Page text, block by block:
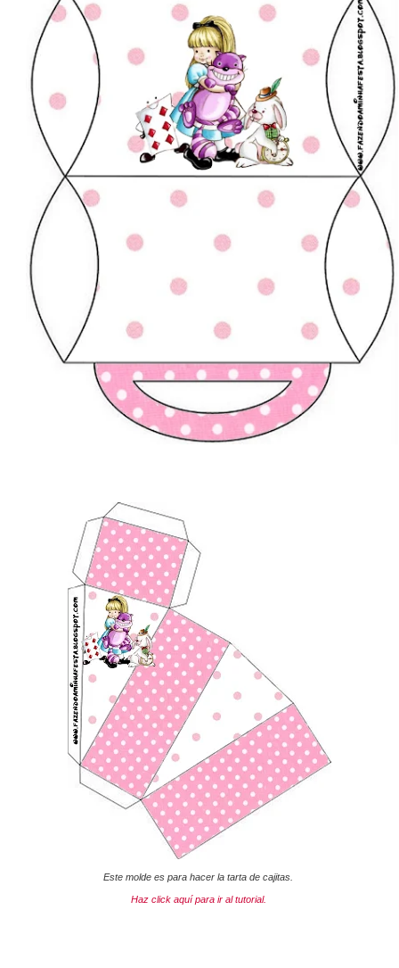
Este molde es para hacer la tarta de cajitas.
Haz click aquí para ir al tutorial.